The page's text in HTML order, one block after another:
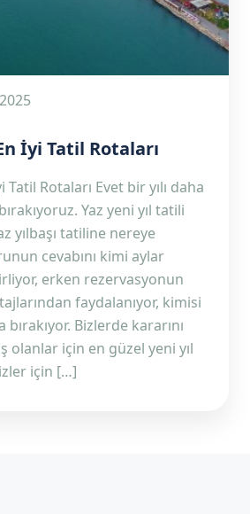
İyi Tatil Rotaları
Rotaları Evet bir yılı daha
Yaz yeni yıl tatili
yılbaşı tatiline nereye
cevabını kimi aylar
erken rezervasyonun
faydalanıyor, kimisi
Bizlerde kararını
olanlar için en güzel yeni yıl
için […]